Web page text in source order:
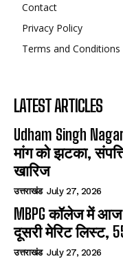
Contact
Privacy Policy
Terms and Conditions
LATEST ARTICLES
Udham Singh
मांग को झटका,
खारिज
उत्तराखंड July 27, 2026
MBPG कॉलेज में आज
दूसरी मेरिट लिस्ट,
उत्तराखंड July 27, 2026